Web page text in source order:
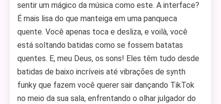
sentir um mágico da música como este. A interface?
É mais lisa do que manteiga em uma panqueca
quente. Você apenas toca e desliza, e voilà, você
está soltando batidas como se fossem batatas
quentes. E, meu Deus, os sons! Eles têm tudo desde
batidas de baixo incríveis até vibrações de synth
funky que fazem você querer sair dançando TikTok
no meio da sua sala, enfrentando o olhar julgador do